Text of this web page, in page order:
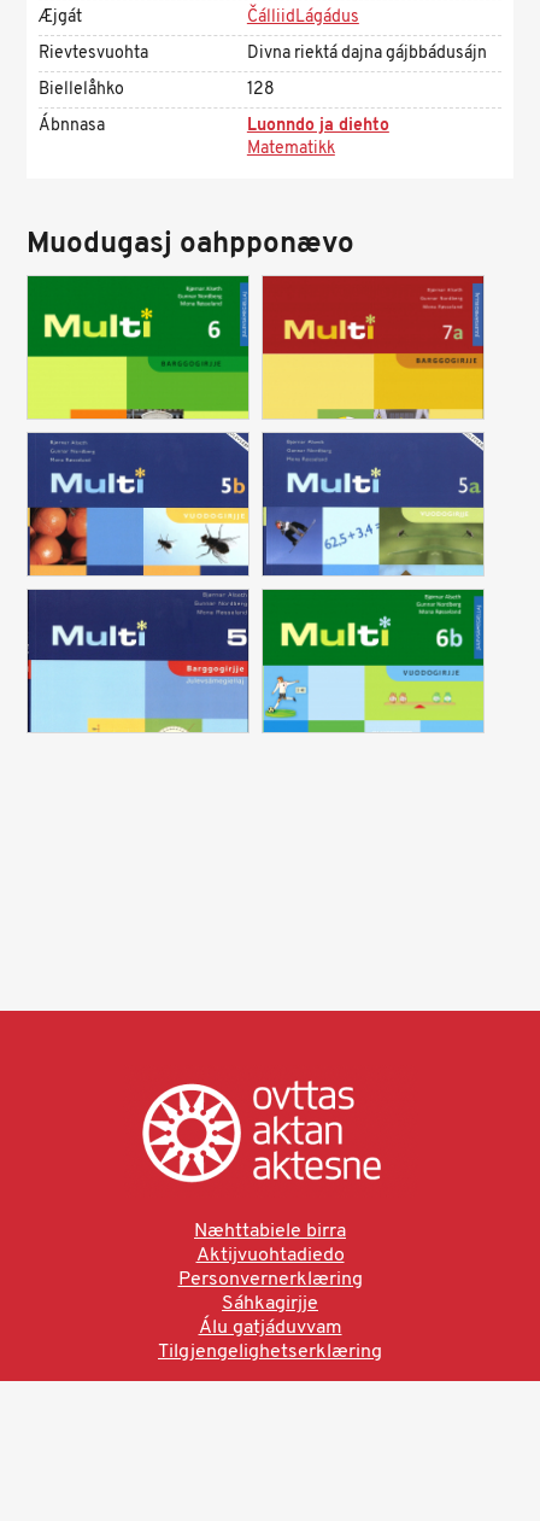
Æjgát
ČálliidLágádus
Rievtesvuohta
Divna riektá dajna gájbbádusájn
Biellelåhko
128
Ábnnasa
Luonndo ja diehto
Matematikk
Muodugasj oahpponævo
Næhttabiele birra
Aktijvuohtadiedo
Personvernerklæring
Sáhkagirjje
Álu gatjáduvvam
Tilgjengelighetserklæring